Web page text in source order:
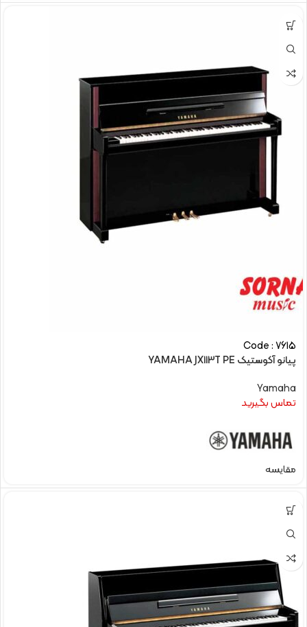
Code : 7615
پیانو آکوستیک YAMAHA JX113T PE
Yamaha
تماس بگیرید
مقایسه